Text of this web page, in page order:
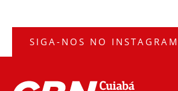
SIGA-NOS NO INSTAGRAM